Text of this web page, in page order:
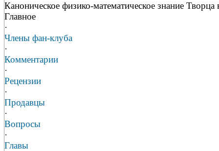
Каноническое физико-математическое знание Творца
Главное
·
Члены фан-клуба
·
Комментарии
·
Рецензии
·
Продавцы
·
Вопросы
·
Главы